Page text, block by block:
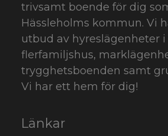
trivsamt boende för dig
Hässleholms kommun. Vi
utbud av hyreslägenheter
flerfamiljshus,
trygghetsboenden samt
Vi har ett hem för dig!
Länkar